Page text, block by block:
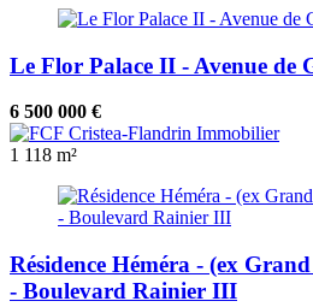
Le Flor Palace II - Avenue de
6 500 000 €
1 118 m²
Résidence Héméra - (ex
- Boulevard Rainier III